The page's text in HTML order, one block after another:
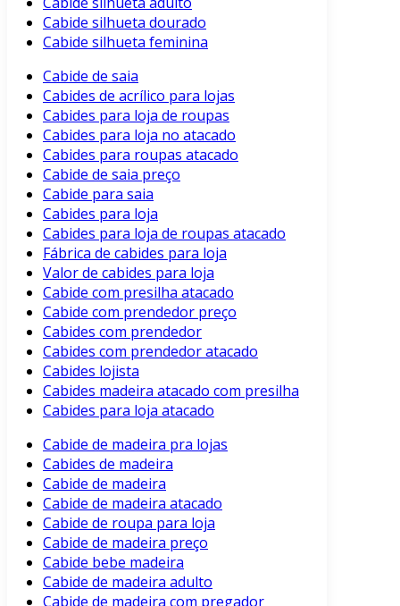
Cabide silhueta dourado
Cabide silhueta feminina
Cabide de saia
Cabides de acrílico para lojas
Cabides para loja de roupas
Cabides para loja no atacado
Cabides para roupas atacado
Cabide de saia preço
Cabide para saia
Cabides para loja
Cabides para loja de roupas atacado
Fábrica de cabides para loja
Valor de cabides para loja
Cabide com presilha atacado
Cabide com prendedor preço
Cabides com prendedor
Cabides com prendedor atacado
Cabides lojista
Cabides madeira atacado com presilha
Cabides para loja atacado
Cabide de madeira pra lojas
Cabides de madeira
Cabide de madeira
Cabide de madeira atacado
Cabide de roupa para loja
Cabide de madeira preço
Cabide bebe madeira
Cabide de madeira adulto
Cabide de madeira com pregador